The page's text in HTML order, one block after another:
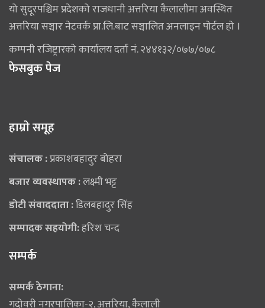
यो सुदूरपश्चिम प्रदेशको राजधानी अत्तरिया कैलालीमा अवस्थित
अत्तरिया सञ्चार नेटवर्क प्रा.लि.बाट सञ्चालित अनलाइन पोर्टल हो ।
कम्पनी रजिष्ट्रारको कार्यालय दर्ता नं. २४४१३२/०७७/०७८
फेसबुक पेज
हाम्राे समूह
संचालक :प्रकाशबहादुर बोहरा
बजार व्यवस्थापक :लक्ष्मी भट्ट
डोटी संवाददाता :डिलबहादुर सिंह
सम्पादक सहयोगी:हरिश चन्द
सम्पर्क
सम्पर्क ठेगाना:
गदोवरी नगरपालिका-२, अत्तरिया, कैलाली